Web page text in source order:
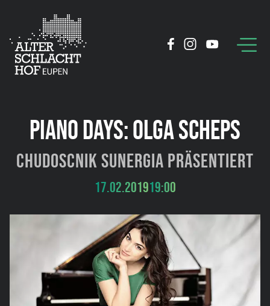
PIANO DAYS: OLGA SCHEPS
Chudoscnik Sunergia präsentiert
17.02.201919:00